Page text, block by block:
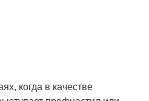
когда в качестве